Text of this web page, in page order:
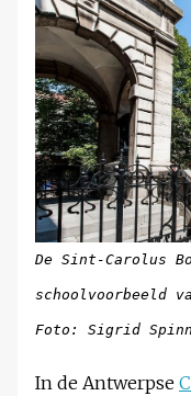
De Sint-Carolus
schoolvoorbeeld
Foto: Sigrid
In de Antwerpse